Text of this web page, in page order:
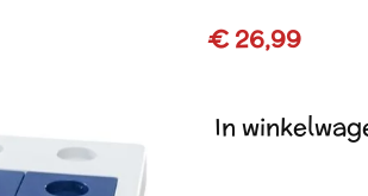
€ 26,99
In